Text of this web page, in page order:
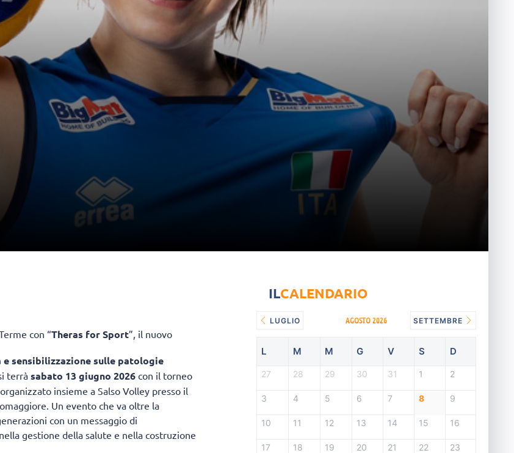
con “Theras for Sport”, il nuovo
sensibilizzazione sulle patologie
terràsabato 13 giugno 2026 con il torneo
insieme a Salso Volley presso il
Un evento che va oltre la
con un messaggio di
gestione della salute e nella costruzione
ILCALENDARIO
LUGLIO AGOSTO 2026 SETTEMBRE
L M M G V S D
27 28 29 30 31 1 2
3 4 5 6 7 8 9
10 11 12 13 14 15 16
17 18 19 20 21 22 23